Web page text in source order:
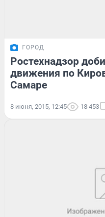
ГОРОД
Ростехнадзор
движения по
Самаре
8 июня, 2015, 12:45 18 453